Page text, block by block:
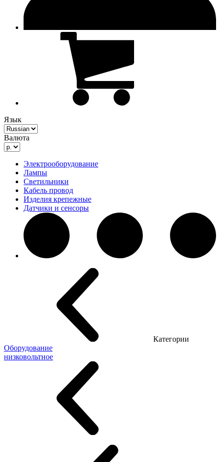
Язык
Валюта
Электрооборудование
Лампы
Светильники
Кабель провод
Изделия крепежные
Датчики и сенсоры
Категории
Оборудование
низковольтное